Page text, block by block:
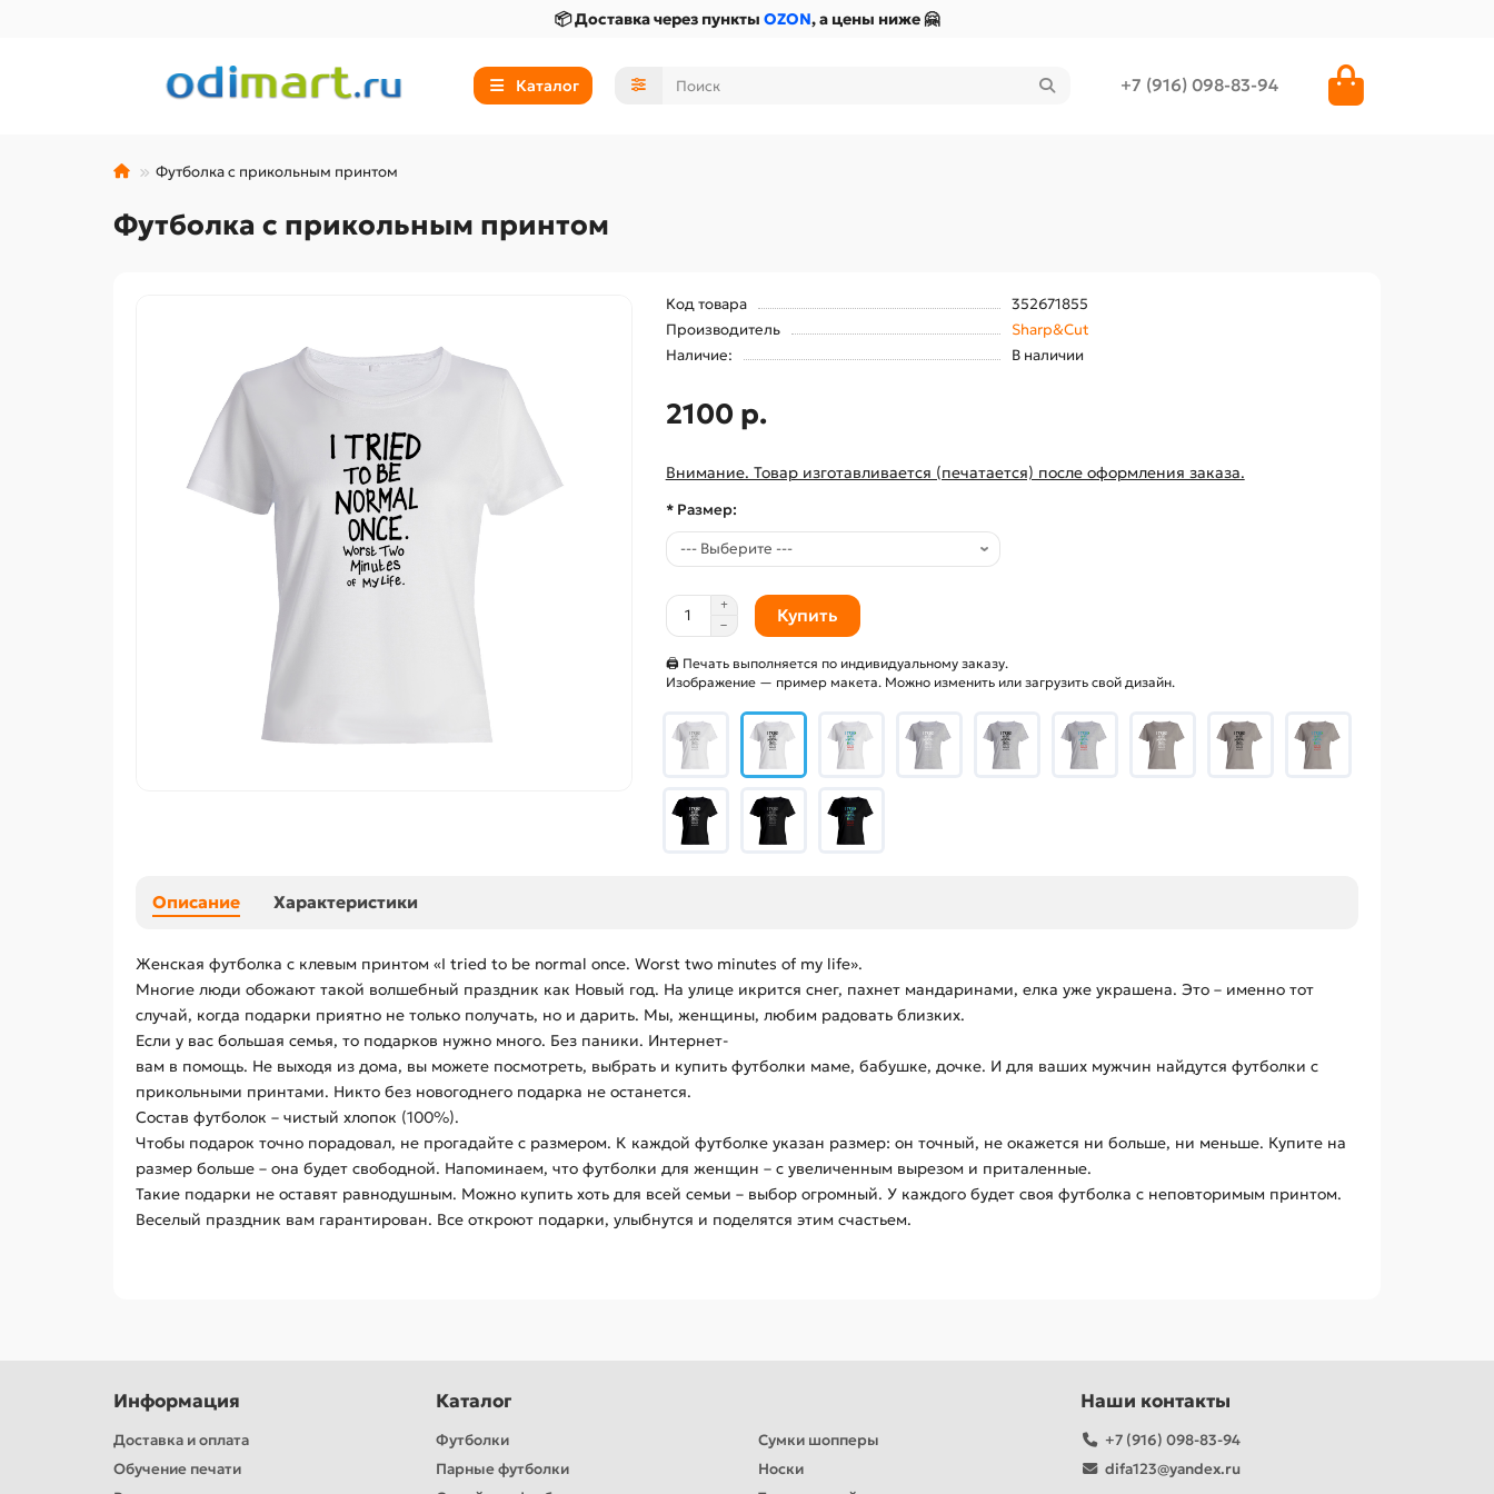
📦 Доставка через пункты OZON, а цены ниже 🤗
Каталог +7 (916) 098-83-94
Футболка с прикольным принтом
Футболка с прикольным принтом
Код товара
352671855
Производитель
Sharp&Cut
Наличие:
В наличии
2100 р.
Внимание. Товар изготавливается (печатается) после оформления заказа.
* Размер:
Купить
🖨 Печать выполняется по индивидуальному заказу.
Изображение — пример макета. Можно изменить или загрузить свой дизайн.
Описание Характеристики
Женская футболка с клевым принтом «I tried to be normal once. Worst two minutes of my life».
Многие люди обожают такой волшебный праздник как Новый год. На улице икрится снег, пахнет мандаринами, елка уже украшена. Это – именно тот
случай, когда подарки приятно не только получать, но и дарить. Мы, женщины, любим радовать близких.
Если у вас большая семья, то подарков нужно много. Без паники. Интернет-
вам в помощь. Не выходя из дома, вы можете посмотреть, выбрать и купить футболки маме, бабушке, дочке. И для ваших мужчин найдутся футболки с
прикольными принтами. Никто без новогоднего подарка не останется.
Состав футболок – чистый хлопок (100%).
Чтобы подарок точно порадовал, не прогадайте с размером. К каждой футболке указан размер: он точный, не окажется ни больше, ни меньше. Купите на
размер больше – она будет свободной. Напоминаем, что футболки для женщин – с увеличенным вырезом и приталенные.
Такие подарки не оставят равнодушным. Можно купить хоть для всей семьи – выбор огромный. У каждого будет своя футболка с неповторимым принтом.
Веселый праздник вам гарантирован. Все откроют подарки, улыбнутся и поделятся этим счастьем.
Информация
Доставка и оплата
Обучение печати
Каталог
Футболки
Парные футболки
Сумки шопперы
Носки
Наши контакты
+7 (916) 098-83-94
difa123@yandex.ru